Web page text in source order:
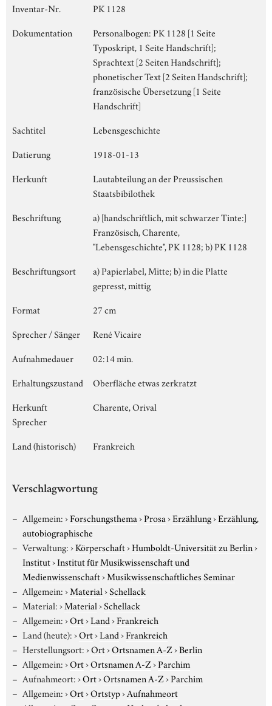
Inventar-Nr.
PK 1128
Dokumentation
Personalbogen: PK 1128 [1 Seite
Typoskript, 1 Seite Handschrift];
Sprachtext [2 Seiten Handschrift];
phonetischer Text [2 Seiten Handschrift];
französische Übersetzung [1 Seite
Handschrift]
Sachtitel
Lebensgeschichte
Datierung
1918-01-13
Herkunft
Lautabteilung an der Preussischen
Staatsbibilothek
Beschriftung
a) [handschriftlich, mit schwarzer Tinte:]
Französisch, Charente,
"Lebensgeschichte", PK 1128; b) PK 1128
Beschriftungsort
a) Papierlabel, Mitte; b) in die Platte
gepresst, mittig
Format
27 cm
Sprecher / Sänger
René Vicaire
Aufnahmedauer
02:14 min.
Erhaltungszustand
Oberfläche etwas zerkratzt
Herkunft
Sprecher
Charente, Orival
Land (historisch) Frankreich
Verschlagwortung
Allgemein:›Forschungsthema›Prosa›Erzählung›Erzählung,
autobiographische
Verwaltung:›Körperschaft›Humboldt-Universität zu Berlin›
Institut›Institut für Musikwissenschaft und
Medienwissenschaft›Musikwissenschaftliches Seminar
Allgemein:›Material›Schellack
Material:›Material›Schellack
Allgemein:›Ort›Land›Frankreich
Land (heute):›Ort›Land›Frankreich
Herstellungsort:›Ort›Ortsnamen A-Z›Berlin
Allgemein:›Ort›Ortsnamen A-Z›Parchim
Aufnahmeort:›Ort›Ortsnamen A-Z›Parchim
Allgemein:›Ort›Ortstyp›Aufnahmeort